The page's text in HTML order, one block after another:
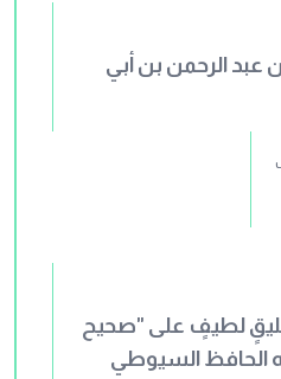
عبد الرحمن بن أبي
لطيفٍ على "صحيح
الحافظ السيوطي